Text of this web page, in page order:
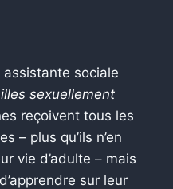
assistante sociale
sexuellement
reçoivent tous les
– plus qu’ils n’en
vie d’adulte – mais
sur leur